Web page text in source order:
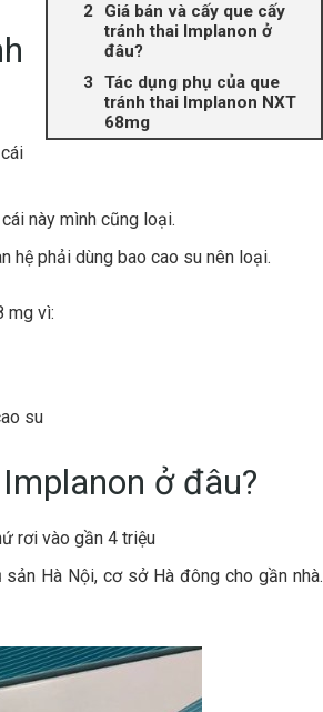
Giá bán và cấy que cấy
tránh thai Implanon ở
đâu?
Tác dụng phụ của que
tránh thai Implanon NXT
68mg
này mình cũng loại.
hệ phải dùng bao cao su nên loại.
mg vì:
su
ở đâu?
rơi vào gần 4 triệu
Hà Nội, cơ sở Hà đông cho gần nhà.